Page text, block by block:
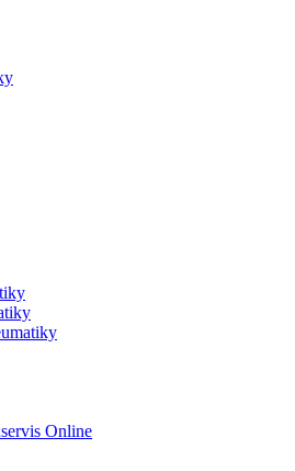
Online